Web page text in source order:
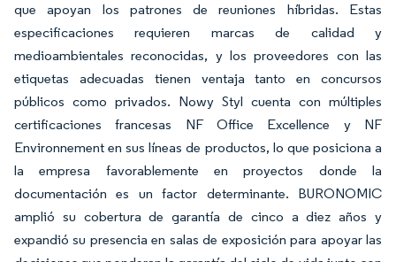
que apoyan los patrones de reuniones híbridas. Estas
especificaciones requieren marcas de calidad y
medioambientales reconocidas, y los proveedores con las
etiquetas adecuadas tienen ventaja tanto en concursos
públicos como privados. Nowy Styl cuenta con múltiples
certificaciones francesas NF Office Excellence y NF
Environnement en sus líneas de productos, lo que posiciona a
la empresa favorablemente en proyectos donde la
documentación es un factor determinante. BURONOMIC
amplió su cobertura de garantía de cinco a diez años y
expandió su presencia en salas de exposición para apoyar las